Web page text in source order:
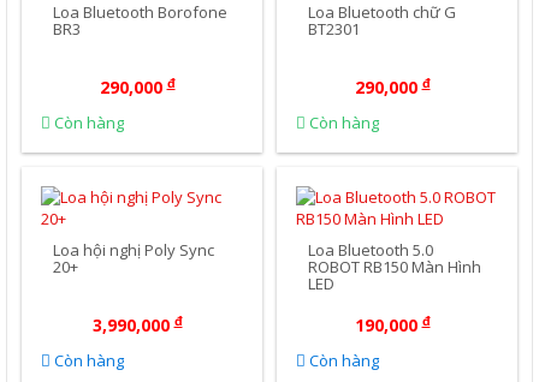
Loa Bluetooth Borofone
BR3
290,000đ
Còn hàng
Loa Bluetooth chữ G
BT2301
290,000đ
Còn hàng
Loa hội nghị Poly Sync
20+
3,990,000đ
Còn hàng
Mua Ngay
Loa Bluetooth 5.0
ROBOT RB150 Màn Hình
LED
190,000đ
Còn hàng
Mua Ngay